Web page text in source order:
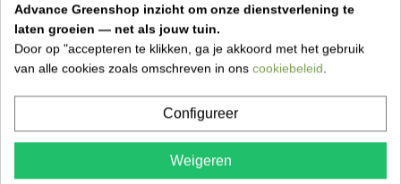
LEVERINGSMETHODEN
Advance Greenshop inzicht om onze dienstverlening te
laten groeien — net als jouw tuin.
Door op "accepteren te klikken, ga je akkoord met het gebruik
van alle cookies zoals omschreven in ons cookiebeleid
Configureer
Weigeren